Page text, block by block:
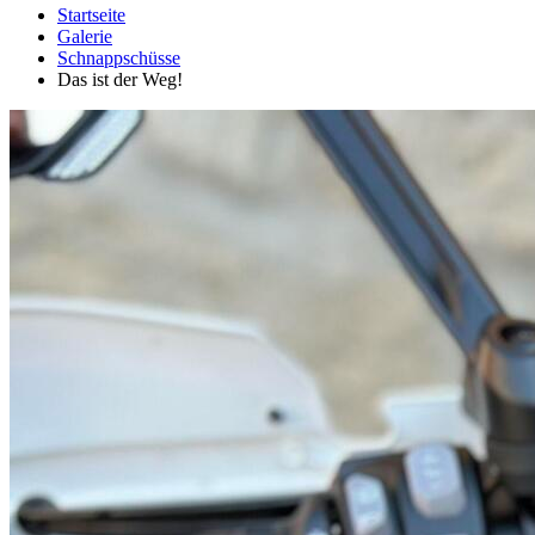
Startseite
Galerie
Schnappschüsse
Das ist der Weg!